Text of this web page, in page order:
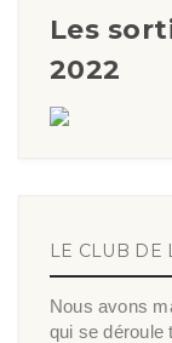
Les
2022
LE CLUB DE
Nous avons
qui se déroule